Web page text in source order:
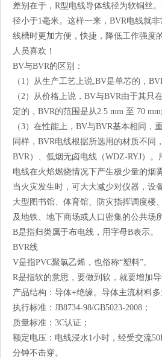
差别在于，R型电线导体线径为软铜丝
径小于1毫米。这样一来，BVR电线就
线槽时更加方便，快捷，降低工作强度
人员喜欢！
BV与BVR的区别：
（1）从生产工艺上说,BV是单芯的，
（2）从价格上说，BV与BVR由于其
定的，BVR的范围是从2.5 mm 至 70
（3）在性能上，BV与BVR基本相同，
同样，BVR电线根据所选用的材质不同
BVR）、低烟无卤电线（WDZ-RYJ）
电线在火焰燃烧情况下产生极少量的烟
当火灾发生时，可大大减少对仪器，设
大型图书馆、体育馆、防灾指挥调度楼
及地铁、地下商场或人口密集的公共场所
B是指归类属于布电线，用字母B表示。
BVR线
V是指PVC聚氯乙烯，也俗称“塑料”。
R是指软的意思，要做到软，就要增加导
产品结构：导体+绝缘。导体主流材料
执行标准：JB8734-98/GB5023-2008；
质量标准：3C认证；
额定电压：电线浸水1小时，经受交流
分钟不击穿。